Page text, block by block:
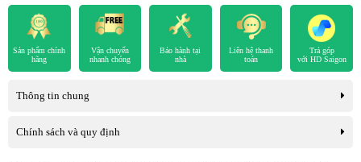
Duy trì độ tươi ngon, không cần rã đông thực phẩm
C
Tủ lạnh Sharp Inverter này còn được thiết kế thêm ngăn làm lạnh
Sản phẩm chính
hãng
Vận chuyển
nhanh chóng
Bảo hành tại
nhà
Liên hệ thanh
toán
Trả góp
với HD Saigon
Thông tin chung
Chính sách và quy định